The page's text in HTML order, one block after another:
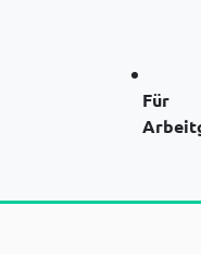
Für